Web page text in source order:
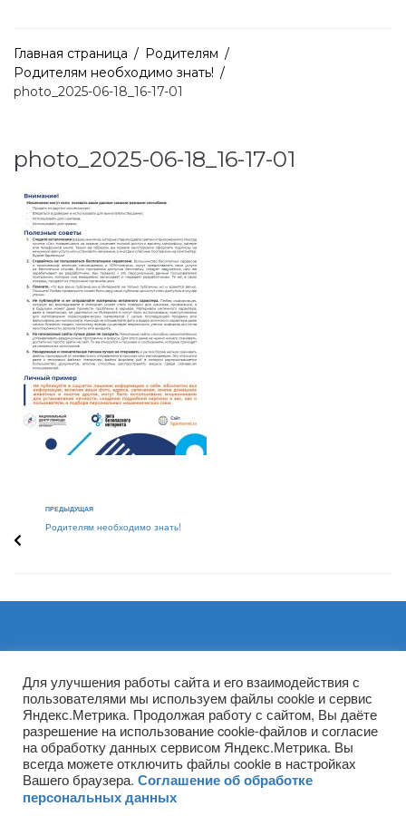
Главная страница / Родителям /
Родителям необходимо знать! /
photo_2025-06-18_16-17-01
photo_2025-06-18_16-17-01
ПРЕДЫДУЩАЯ
Родителям необходимо знать!
Архивы
Для улучшения работы сайта и его взаимодействия с
пользователями мы используем файлы cookie и сервис
Яндекс.Метрика. Продолжая работу с сайтом, Вы даёте
разрешение на использование cookie-файлов и согласие
на обработку данных сервисом Яндекс.Метрика. Вы
всегда можете отключить файлы cookie в настройках
Вашего браузера. Соглашение об обработке
персональных данных